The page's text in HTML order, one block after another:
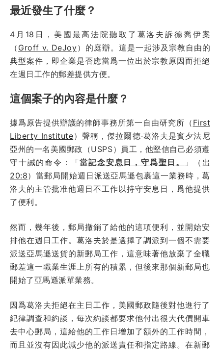
最近發生了什麼？
4月18日，美國最高法院聽取了葛洛夫訴德喬伊案
（ Groff v. DeJoy）的庭辯。這是一起涉及宗教自由的
典型案件，即企業是否應當爲一位出於宗教原因而拒絕
在週日工作的郵差提供方便。
這個案子的內容是什麼？
據爲原告提供辯護的律師事務所第一自由研究所（ First
Liberty Institute）聲稱，傑拉爾德·葛洛夫是賓夕法尼
亞州的一名美國郵政（USPS）員工，他堅信自己必須遵
守十誡的命令：「當記念安息日，守爲聖日。 」（ 出
20:8）當郵局開始週日派送亞馬遜包裹這一業務時，葛
洛夫的主管批准他週日不工作以持守安息日，爲他提供
了便利。
然而，幾年後，郵局撤銷了給他的這項便利，並開始安
排他在週日工作。葛洛夫於是選擇了調派到一個不需要
派送亞馬遜送貨的新郵局工作，這意味著他放棄了全職
郵差這一職業生涯上所有的積累，但後來那個新郵局也
開始了亞馬遜派單業務。
因爲葛洛夫拒絕在主日工作，美國郵政隨後對他進行了
紀律調查和約談，每次約談都要求他付出很大代價開車
去中心郵局，這給他的工作日增加了額外的工作時間，
而且並沒有因此減少他的派送責任和指定路線。在新郵